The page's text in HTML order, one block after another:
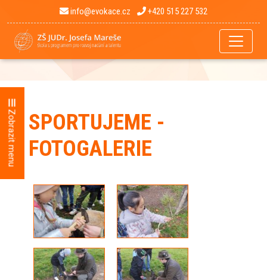
info@evokace.cz +420 515 227 532
SPORTUJEME -
FOTOGALERIE
Zobrazit menu